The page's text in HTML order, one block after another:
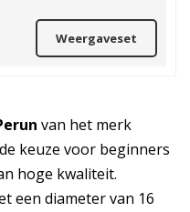
Weergaveset
van het merk
keuze voor beginners
hoge kwaliteit.
een diameter van 16